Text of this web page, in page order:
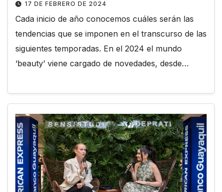
17 DE FEBRERO DE 2024
Cada inicio de año conocemos cuáles serán las
tendencias que se imponen en el transcurso de las
siguientes temporadas. En el 2024 el mundo
‘beauty’ viene cargado de novedades, desde…